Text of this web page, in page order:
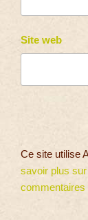
Site web
Ce site utilise
savoir plus
commentaires